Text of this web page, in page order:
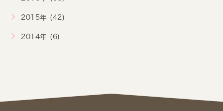
2015年 (42)
2014年 (6)